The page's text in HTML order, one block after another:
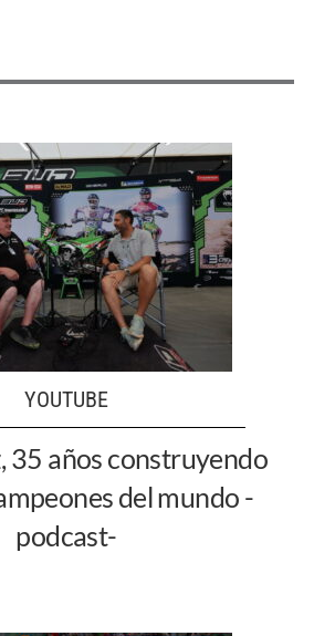
YOUTUBE
35 años construyendo
del mundo -
podcast-